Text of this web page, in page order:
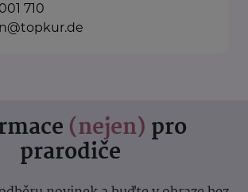
710
(nejen) pro
prarodiče